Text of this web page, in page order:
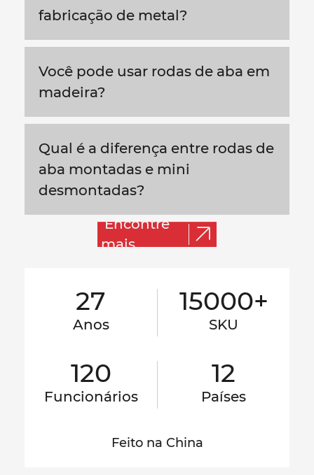
fabricação de metal?
Você pode usar rodas de aba em
madeira?
27
Anos
15000+
SKU
120
Funcionários
12
Países
Feito na China
Qual é a diferença entre rodas de
aba montadas e mini
desmontadas?
Encontre
mais